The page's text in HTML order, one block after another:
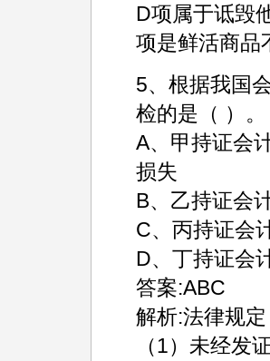
D项属于诋毁
项是鲜活商品
5、根据我国
检的是（ ）。
A、甲持证会
损失
B、乙持证会
C、丙持证会
D、丁持证会
答案:ABC
解析:法律规
（1）未经发